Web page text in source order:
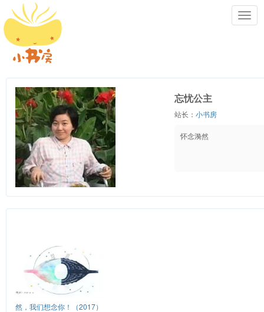
忘忧公主
站长： 小书房
怀念漪然
然，我们想念你！（2017）